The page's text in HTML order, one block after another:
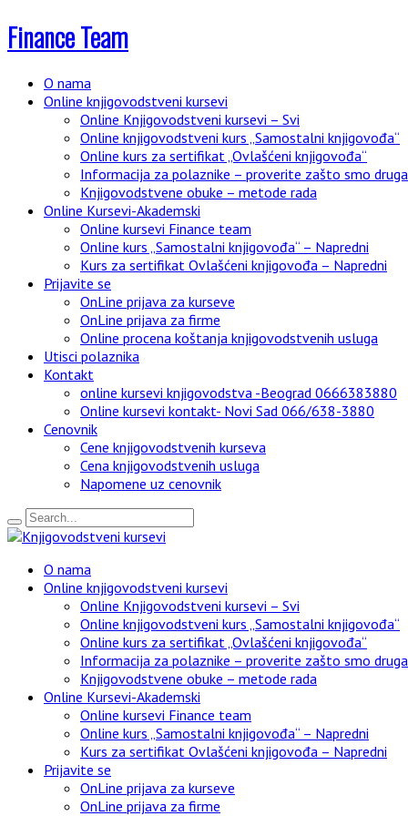
Finance Team
O nama
Online knjigovodstveni kursevi
Online Knjigovodstveni kursevi – Svi
Online knjigovodstveni kurs „Samostalni knjigovođa“
Online kurs za sertifikat „Ovlašćeni knjigovođa“
Informacija za polaznike – proverite zašto smo
Knjigovodstvene obuke – metode rada
Online Kursevi-Akademski
Online kursevi Finance team
Online kurs „Samostalni knjigovođa“ – Napredni
Kurs za sertifikat Ovlašćeni knjigovođa – Napredni
Prijavite se
OnLine prijava za kurseve
OnLine prijava za firme
Online procena koštanja knjigovodstvenih usluga
Utisci polaznika
Kontakt
online kursevi knjigovodstva -Beograd 0666383880
Online kursevi kontakt- Novi Sad 066/638-3880
Cenovnik
Cene knjigovodstvenih kurseva
Cena knjigovodstvenih usluga
Napomene uz cenovnik
O nama
Online knjigovodstveni kursevi
Online Knjigovodstveni kursevi – Svi
Online knjigovodstveni kurs „Samostalni knjigovođa“
Online kurs za sertifikat „Ovlašćeni knjigovođa“
Informacija za polaznike – proverite zašto smo
Knjigovodstvene obuke – metode rada
Online Kursevi-Akademski
Online kursevi Finance team
Online kurs „Samostalni knjigovođa“ – Napredni
Kurs za sertifikat Ovlašćeni knjigovođa – Napredni
Prijavite se
OnLine prijava za kurseve
OnLine prijava za firme